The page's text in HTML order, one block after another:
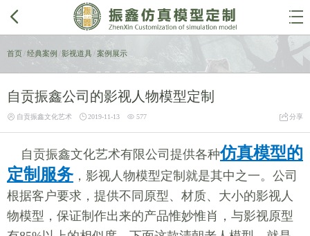
 
首页 经典案例 /影视道具 / 案例展示
自贡振鑫公司的影视人物模型定制
 自贡振鑫文化艺术  2019-11-13  577 分享
自贡振鑫文化艺术有限公司提供各种仿真模型的
定制服务，影视人物模型定制就是其中之一。公司
根据客户要求，提供不同原型、材质、大小的影视人
物模型，保证制作出来的产品惟妙惟肖，与影视原型